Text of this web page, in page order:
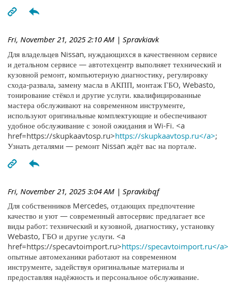
Fri, November 21, 2025 2:10 AM | Spravkiavk
Для владельцев Nissan, нуждающихся в качественном сервисе
и детальном сервисе — автотехцентр выполняет технический и
кузовной ремонт, компьютерную диагностику, регулировку
схода-развала, замену масла в АКПП, монтаж ГБО, Webasto,
тонирование стёкол и другие услуги. квалифицированные
мастера обслуживают на современном инструменте,
используют оригинальные комплектующие и обеспечивают
удобное обслуживание с зоной ожидания и Wi-Fi. <a
href=https://skupkaavtosp.ru>https://skupkaavtosp.ru</a>;
Узнать деталями — ремонт Nissan ждёт вас на портале.
Fri, November 21, 2025 3:04 AM | Spravkibqf
Для собственников Mercedes, отдающих предпочтение
качество и уют — современный автосервис предлагает все
виды работ: технический и кузовной, диагностику, установку
Webasto, ГБО и другие услуги. <a
href=https://specavtoimport.ru>https://specavtoimport.ru</a>
опытные автомеханики работают на современном
инструменте, задействуя оригинальные материалы и
предоставляя надёжность и персональное обслуживание.